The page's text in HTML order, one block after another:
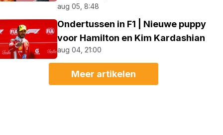
aug 05, 8:48
Ondertussen in F1 | Nieuwe puppy
voor Hamilton en Kim Kardashian
aug 04, 21:00
Meer artikelen